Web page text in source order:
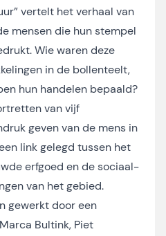
vertelt het verhaal van
mensen die hun stempel
Wie waren deze
in de bollenteelt,
hun handelen bepaald?
van vijf
geven van de mens in
link gelegd tussen het
erfgoed en de sociaal-
van het gebied.
gewerkt door een
Bultink, Piet